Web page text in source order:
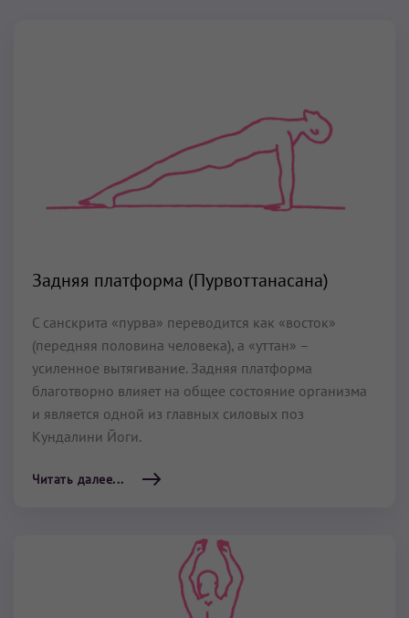
Задняя платформа (Пурвоттанасана)
С санскрита «пурва» переводится как «восток»
(передняя половина человека), а «уттан» –
усиленное вытягивание. Задняя платформа
благотворно влияет на общее состояние организма
и является одной из главных силовых поз
Кундалини Йоги.
Читать далее...